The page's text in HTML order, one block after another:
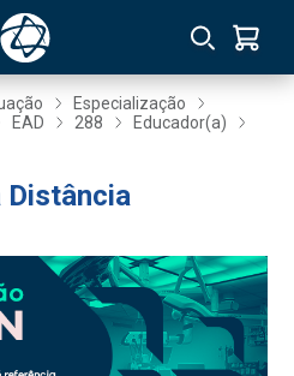
Especialização
EAD 288
Educador(a)
Distância